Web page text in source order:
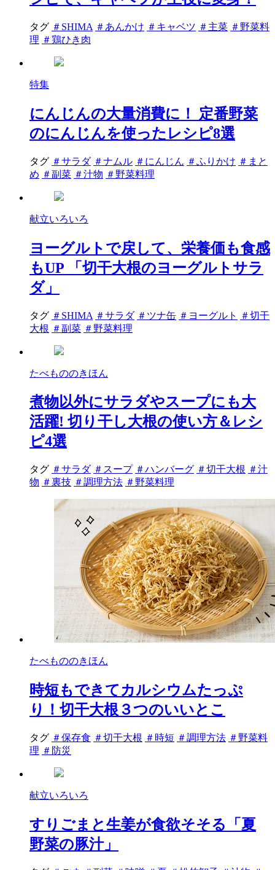
タグ ＃SHIMA ＃あんかけ ＃キャベツ ＃主菜 ＃野菜料
理 ＃鶏ひき肉
特集
にんじんの大量消費に！ 定番野菜
のにんじんを使ったレシピ8選
タグ ＃サラダ ＃ナムル ＃にんじん ＃ふりかけ ＃まと
め ＃副菜 ＃汁物 ＃野菜料理
献立いろいろ
ヨーグルトで戻して、栄養価も食感
もUP 「切干大根のヨーグルトサラ
ダ」
タグ ＃SHIMA ＃サラダ ＃ツナ缶 ＃ヨーグルト
＃切干
大根 ＃副菜 ＃野菜料理
たべもののきほん
煮物以外にサラダやスープにも大
活躍! 切り干し大根の使い方＆レシ
ピ4選
タグ ＃サラダ ＃スープ ＃ハンバーグ ＃切干大根 ＃汁
物 ＃裏技 ＃調理方法 ＃野菜料理
たべもののきほん
時短もできてカルシウムたっぷ
り！切干大根３つのいいとこ
タグ ＃保存食 ＃切干大根 ＃時短 ＃調理方法 ＃野菜料
理 ＃防災
献立いろいろ
すりごまと生姜が食欲そそる「夏
野菜の豚汁」